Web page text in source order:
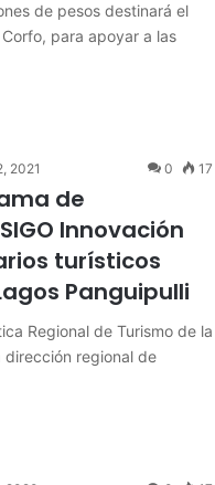
de pesos destinará el
para apoyar a las
2021 0 17
de
Innovación
turísticos
Panguipulli
Regional de Turismo de la
dirección regional de